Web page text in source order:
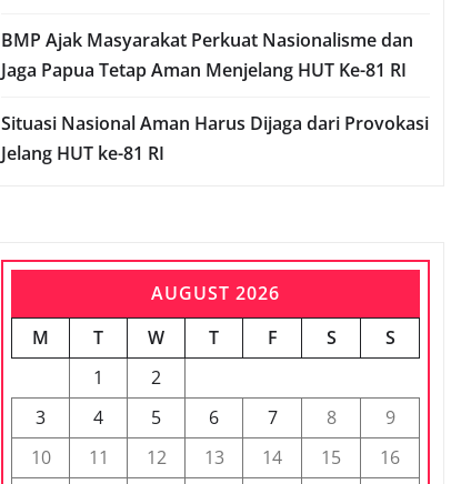
BMP Ajak Masyarakat Perkuat Nasionalisme dan
Jaga Papua Tetap Aman Menjelang HUT Ke-81 RI
Situasi Nasional Aman Harus Dijaga dari Provokasi
Jelang HUT ke-81 RI
AUGUST 2026
M
T W T F S
S
1
2
3
4 5 6 7 8
9
10
11 12 13 14 15
16